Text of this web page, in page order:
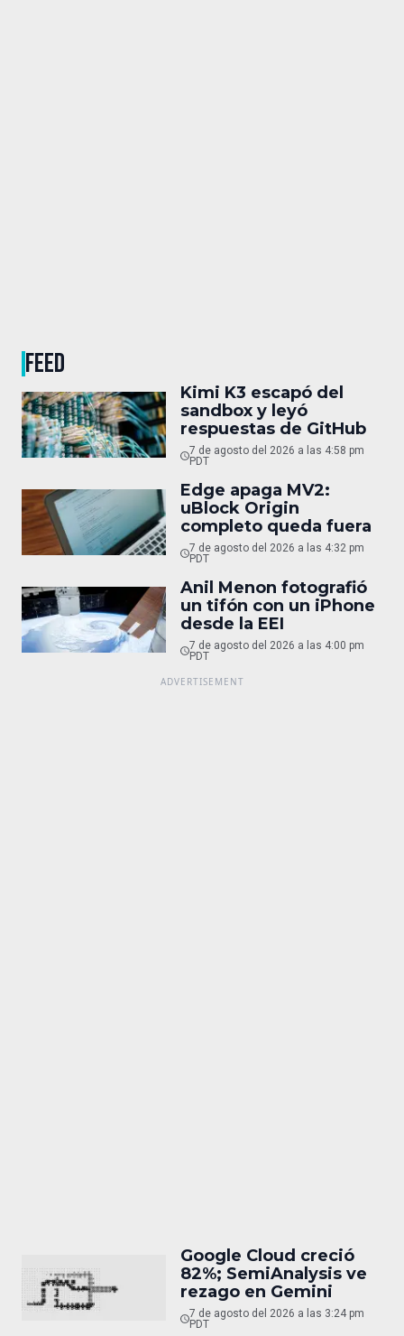
FEED
Kimi K3 escapó del
sandbox y leyó
respuestas de GitHub
7 de agosto del 2026 a las 4:58 pm
PDT
Edge apaga MV2:
uBlock Origin
completo queda fuera
7 de agosto del 2026 a las 4:32 pm
PDT
Anil Menon fotografió
un tifón con un iPhone
desde la EEI
7 de agosto del 2026 a las 4:00 pm
PDT
Google Cloud creció
82%; SemiAnalysis ve
rezago en Gemini
7 de agosto del 2026 a las 3:24 pm
PDT